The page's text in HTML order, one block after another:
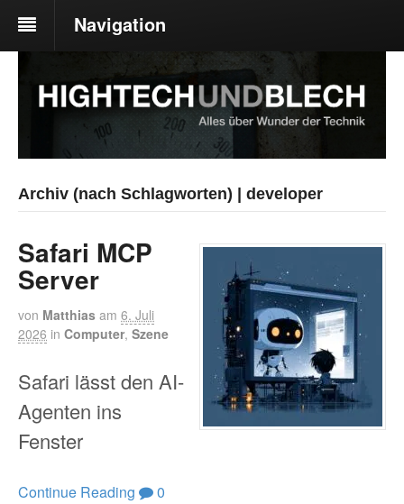
Navigation
Archiv (nach Schlagworten) | developer
Safari MCP
Server
von Matthias am 6. Juli
2026 in Computer, Szene
Safari lässt den AI-
Agenten ins
Fenster
Continue Reading 0